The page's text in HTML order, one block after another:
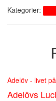
Kategorier:
Adelöv - livet
Adelövs